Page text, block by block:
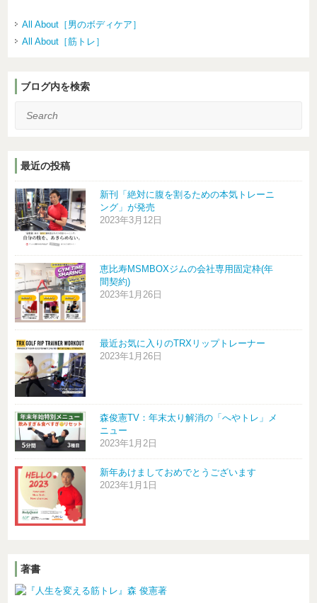
All About［男のボディケア］
All About［筋トレ］
ブログ内を検索
Search
最近の投稿
新刊「絶対に腹を割るための本気トレーニ
ング」が発売
2023年3月12日
恵比寿MSMBOXジムの会社専用固定枠(年
間契約)
2023年1月26日
最近お気に入りのTRXリップトレーナー
2023年1月26日
森俊憲TV：年末太り解消の「へやトレ」メ
ニュー
2023年1月2日
新年あけましておめでとうございます
2023年1月1日
著書